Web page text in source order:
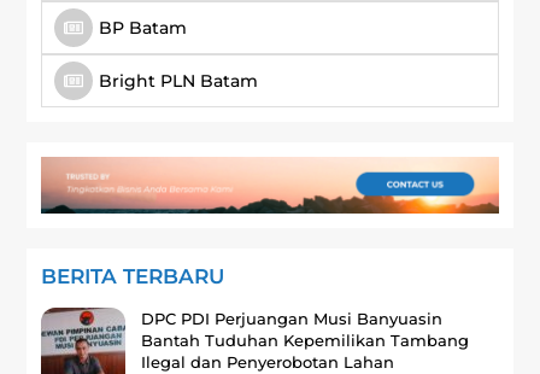
BP Batam
Bright PLN Batam
BERITA TERBARU
DPC PDI Perjuangan Musi Banyuasin
Bantah Tuduhan Kepemilikan Tambang
Ilegal dan Penyerobotan Lahan